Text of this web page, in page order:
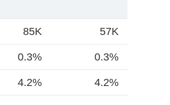
85K 57K
0.3% 0.3%
4.2% 4.2%